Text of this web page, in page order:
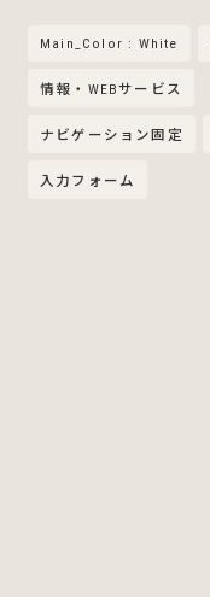
Main_Color : White
情報・WEBサービス
ナビゲーション固定
入力フォーム